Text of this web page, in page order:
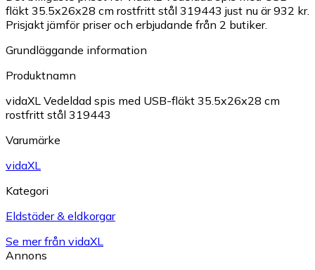
fläkt 35.5x26x28 cm rostfritt stål 319443 just nu är 932 kr.
Prisjakt jämför priser och erbjudande från 2 butiker.
Grundläggande information
Produktnamn
vidaXL Vedeldad spis med USB-fläkt 35.5x26x28 cm
rostfritt stål 319443
Varumärke
vidaXL
Kategori
Eldstäder & eldkorgar
Se mer från vidaXL
Annons